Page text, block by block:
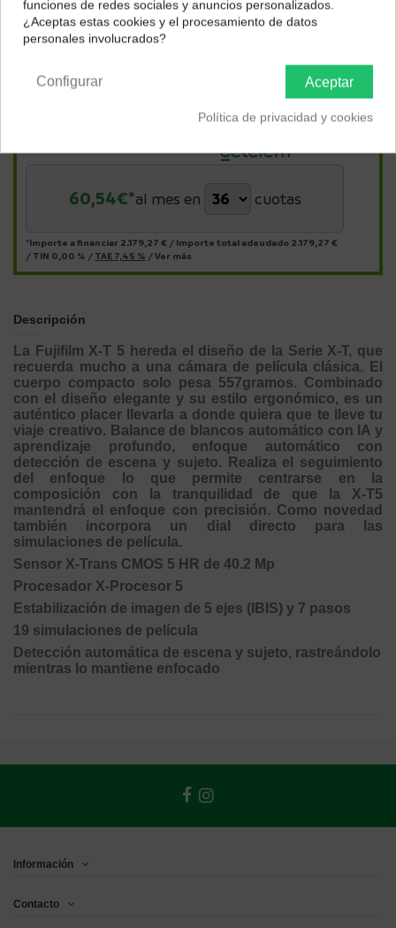
60,54€*al mes en cuotas
*Importe a financiar 2.179,27 € / Importe total adeudado 2.179,27 €
/ TIN 0,00 % / TAE 7,45 % /Ver más
Descripción
La Fujifilm X-T 5 hereda el diseño de la Serie X-T, que
recuerda mucho a una cámara de película clásica. El
cuerpo compacto solo pesa 557gramos. Combinado
con el diseño elegante y su estilo ergonómico, es un
auténtico placer llevarla a donde quiera que te lleve tu
viaje creativo. Balance de blancos automático con IA y
aprendizaje profundo, enfoque automático con
detección de escena y sujeto. Realiza el seguimiento
del enfoque lo que permite centrarse en la
composición con la tranquilidad de que la X-T5
mantendrá el enfoque con precisión. Como novedad
también incorpora un dial directo para las
simulaciones de película.
Sensor X-Trans CMOS 5 HR de 40.2 Mp
Procesador X-Procesor 5
Estabilización de imagen de 5 ejes (IBIS) y 7 pasos
19 simulaciones de película
Detección automática de escena y sujeto, rastreándolo
mientras lo mantiene enfocado
Información
Contacto
impuestos correctos para tu región.
funciones de redes sociales y anuncios personalizados.
¿Aceptas estas cookies y el procesamiento de datos
personales involucrados?
Aceptar
Configurar
Política de privacidad y cookies